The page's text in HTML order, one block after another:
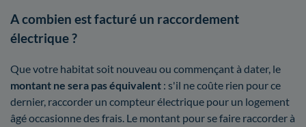
A combien est facturé un raccordement
électrique ?
Que votre habitat soit nouveau ou commençant à dater, le
montant ne sera pas équivalent : s'il ne coûte rien pour ce
dernier, raccorder un compteur électrique pour un logement
âgé occasionne des frais. Le montant pour se faire raccorder à